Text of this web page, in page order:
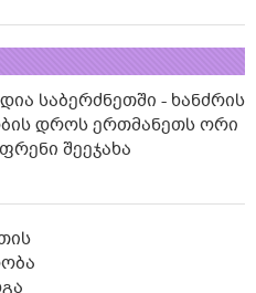
საბერძნეთში - ხანძრის
დროს ერთმანეთს ორი
შეეჯახა